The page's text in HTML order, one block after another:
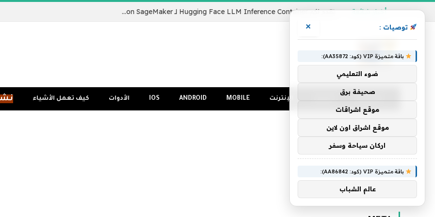
أخبار شائعة نقدم لكم Hugging Face LLM Inference Container لـ Amazon SageMaker
الإنترنت MOBILE
ANDROID
IOS الأدوات كيف تعمل الأشياء
»
Meta
»صفحة 2
توصيات : ×
باقة متميزة VIP (كود: AA35872):
ضوء التعليمي
صحيفة برق
موقع اشراقات
موقع اشراق اون لاين
اركان سياحة وسفر
باقة متميزة VIP (كود: AA86842):
عالم الشباب